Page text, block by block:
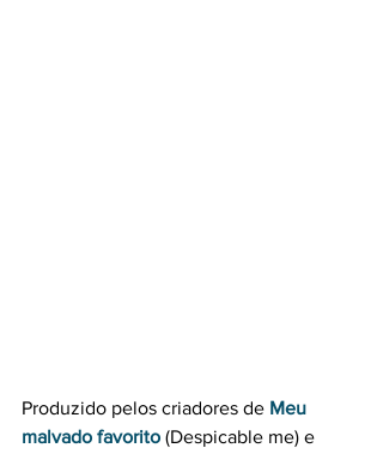
Produzido pelos criadores de Meu
malvado favorito (Despicable me) e